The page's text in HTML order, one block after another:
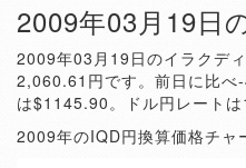
2009年03月19日
2009年03月19日のイラクデ
2,060.61円です。前日に比
は$1145.90。ドル円レートは
2009年のIQD円換算価格チャ